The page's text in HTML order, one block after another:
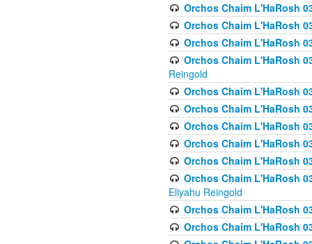
Orchos Chaim L'HaRosh
Orchos Chaim L'HaRosh
Orchos Chaim L'HaRosh
Orchos Chaim L'HaRosh
Reingold
Orchos Chaim L'HaRosh
Orchos Chaim L'HaRosh
Orchos Chaim L'HaRosh
Orchos Chaim L'HaRosh
Orchos Chaim L'HaRosh
Orchos Chaim L'HaRosh
Eliyahu Reingold
Orchos Chaim L'HaRosh
Orchos Chaim L'HaRosh